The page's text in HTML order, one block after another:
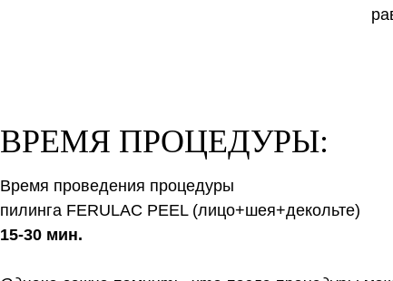
ВРЕМЯ ПРОЦЕДУРЫ:
Время проведения процедуры
пилинга FERULAC PEEL (лицо+шея+декольте)
15-30 мин.